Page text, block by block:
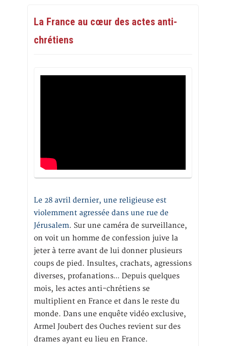
La France au cœur des actes anti-
chrétiens
Le 28 avril dernier, une religieuse est
violemment agressée dans une rue de
Jérusalem. Sur une caméra de surveillance,
on voit un homme de confession juive la
jeter à terre avant de lui donner plusieurs
coups de pied. Insultes, crachats, agressions
diverses, profanations… Depuis quelques
mois, les actes anti-chrétiens se
multiplient en France et dans le reste du
monde. Dans une enquête vidéo exclusive,
Armel Joubert des Ouches revient sur des
drames ayant eu lieu en France.